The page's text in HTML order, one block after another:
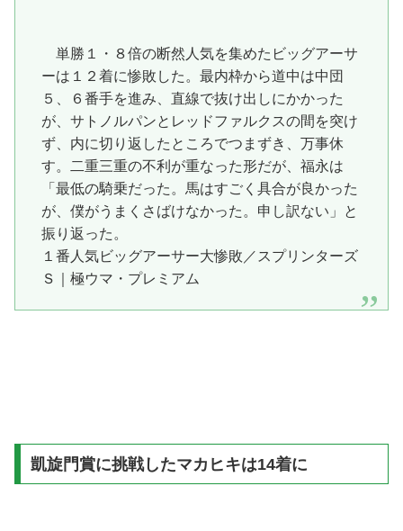
単勝１・８倍の断然人気を集めたビッグアーサ
ーは１２着に惨敗した。最内枠から道中は中団
５、６番手を進み、直線で抜け出しにかかった
が、サトノルパンとレッドファルクスの間を突け
ず、内に切り返したところでつまずき、万事休
す。二重三重の不利が重なった形だが、福永は
「最低の騎乗だった。馬はすごく具合が良かった
が、僕がうまくさばけなかった。申し訳ない」と
振り返った。
１番人気ビッグアーサー大惨敗／スプリンターズ
Ｓ｜極ウマ・プレミアム
凱旋門賞に挑戦したマカヒキは14着に